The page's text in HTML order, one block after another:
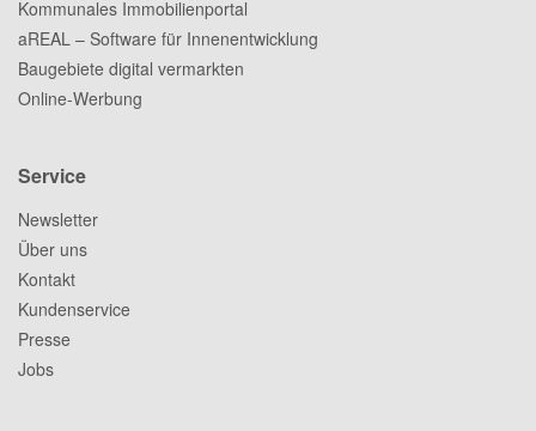
Kommunales Immobilienportal
aREAL – Software für Innenentwicklung
Baugebiete digital vermarkten
Online-Werbung
Service
Newsletter
Über uns
Kontakt
Kundenservice
Presse
Jobs